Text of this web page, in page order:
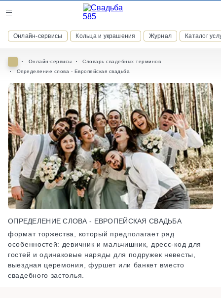
Онлайн-сервисы Кольца и украшения Журнал Каталог
ВСТУПАЙТЕ В КЛУБ ПРИВИЛЕГИЙ
присоединяйтесь к закрытому сообществу и получайте
скидки и бонусы за участие
РЕГИСТРАЦИЯ
Онлайн-сервисы
Словарь свадебных терминов
Определение слова - Европейская свадьба
ОПРЕДЕЛЕНИЕ СЛОВА - ЕВРОПЕЙСКАЯ СВАДЬБА
формат торжества, который предполагает ряд
особенностей: девичник и мальчишник, дресс-код для
гостей и одинаковые наряды для подружек невесты,
выездная церемония, фуршет или банкет вместо
свадебного застолья.